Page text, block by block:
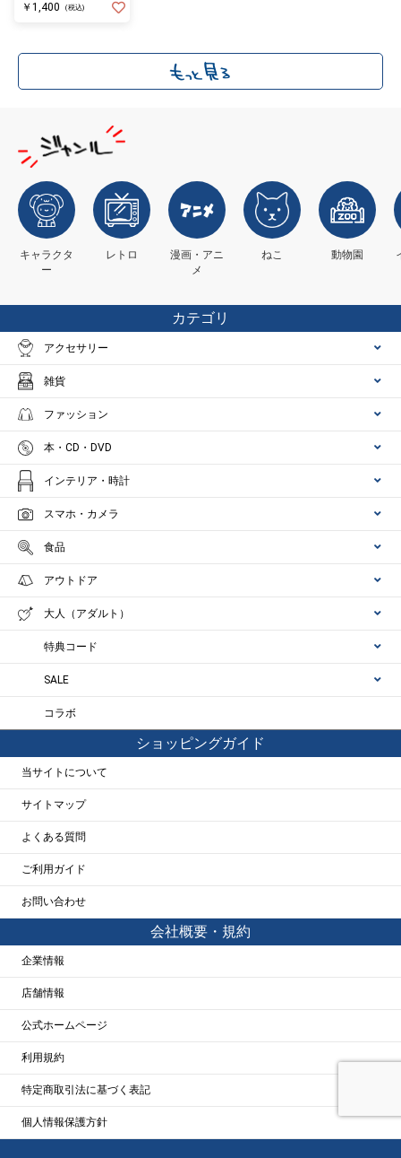
￥1,400
(税込)
キャラクタ
ー
レトロ
漫画・アニ
メ
ねこ 動物園
カテゴリ
アクセサリー
雑貨
ファッション
本・CD・DVD
インテリア・時計
スマホ・カメラ
食品
アウトドア
大人（アダルト）
特典コード
SALE
コラボ
ショッピングガイド
当サイトについて
サイトマップ
よくある質問
ご利用ガイド
お問い合わせ
会社概要・規約
企業情報
店舗情報
公式ホームページ
利用規約
特定商取引法に基づく表記
個人情報保護方針